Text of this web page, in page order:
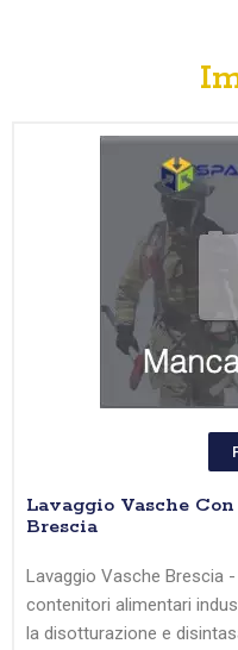
Lavaggio Vasche
Brescia
Lavaggio Vasche Brescia
contenitori alimentari
la disotturazione e